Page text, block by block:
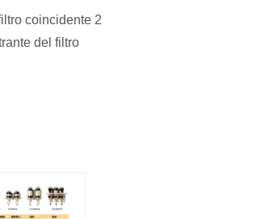
coincidente 2
del filtro